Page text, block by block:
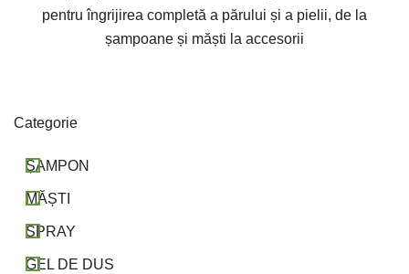
pentru îngrijirea completă a părului și a pielii, de la
șampoane și măști la accesorii
Сategorie
ȘAMPON
MĂȘTI
SPRAY
GEL DE DUS